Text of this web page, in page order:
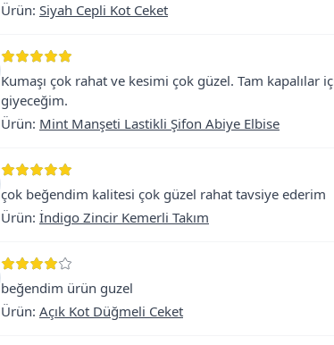
Ürün: Siyah Cepli Kot Ceket
Kumaşı çok rahat ve kesimi çok güzel. Tam kapalılar
giyeceğim.
Ürün: Mint Manşeti Lastikli Şifon Abiye Elbise
çok beğendim kalitesi çok güzel rahat tavsiye ederim
Ürün: İndigo Zincir Kemerli Takım
beğendim ürün guzel
Ürün: Açık Kot Düğmeli Ceket